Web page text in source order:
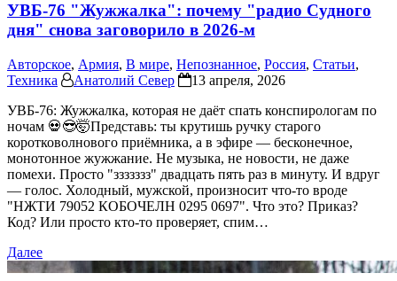
УВБ-76 "Жужжалка": почему "радио Судного
дня" снова заговорило в 2026-м
Авторское, Армия, В мире, Непознанное, Россия, Статьи,
Техника
Анатолий Север
13 апреля, 2026
УВБ-76: Жужжалка, которая не даёт спать конспирологам по
ночам 💀😎🤯Представь: ты крутишь ручку старого
коротковолнового приёмника, а в эфире — бесконечное,
монотонное жужжание. Не музыка, не новости, не даже
помехи. Просто "ззззззз" двадцать пять раз в минуту. И вдруг
— голос. Холодный, мужской, произносит что-то вроде
"НЖТИ 79052 КОБОЧЕЛН 0295 0697". Что это? Приказ?
Код? Или просто кто-то проверяет, спим…
Далее